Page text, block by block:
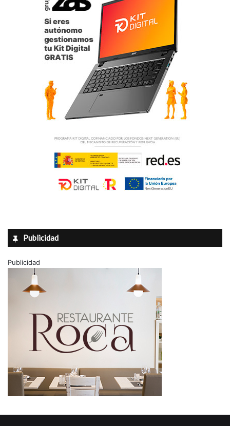
Publicidad
Publicidad